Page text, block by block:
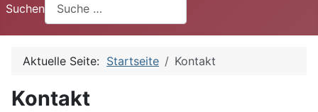
Suchen
Aktuelle Seite: Startseite Kontakt
Kontakt